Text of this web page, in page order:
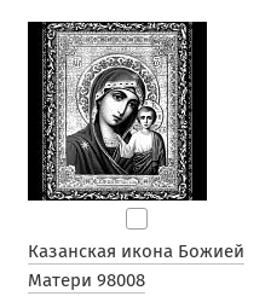
Казанская икона Божией
Матери 98008